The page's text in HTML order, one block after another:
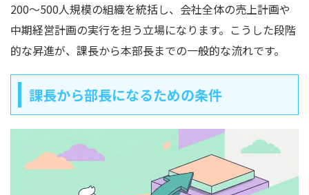
200〜500人規模の組織を統括し、会社全体の売上計画や
中期経営計画の実行を担う立場になります。こうした段階
的な昇進が、課長から本部長までの一般的な流れです。
課長から部長になるための条件